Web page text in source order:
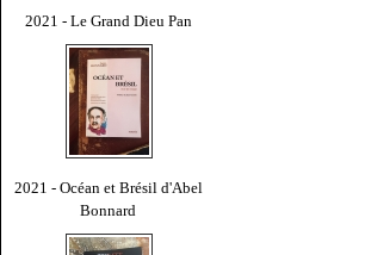
2021 - Le Grand Dieu Pan
2021 - Océan et Brésil d'Abel
Bonnard